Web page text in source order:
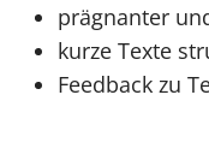
prägnanter
kurze Texte
Feedback zu